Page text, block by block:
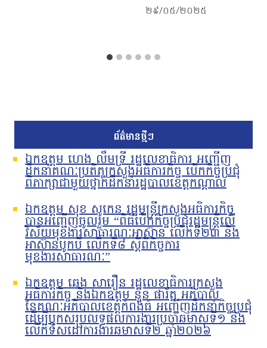
២៩/០៥/២០២៥
ព័ត៌មានថ្មីៗ
ឯកឧត្តម ហេង លឹមទ្រី រដ្ឋលេខាធិការ អញ្ជើញ
ដឹកនាំគណៈប្រតិភូក្រសួងអធិការកិច្ច បើកកិច្ចប្រជុំ
ពិភាក្សាជាមួយថ្នាក់ដឹកនាំរដ្ឋបាលខេត្តកណ្តាល
ឯកឧត្តម សុខ សូកេន រដ្ឋមន្រ្តីក្រសួងអធិការកិច្ច
បានអញ្ជើញចូលរួម “ពិធីបើកកិច្ចប្រជុំរដ្ឋមន្ត្រីលើ
វិស័យមុខងារសាធារណៈអាស៊ាន លើកទី២៣ និង
អាស៊ានបូកបី លើកទី៨ ស្តីពីកិច្ចការ
មុខងារសាធារណៈ”
ឯកឧត្តម ឆេង សារឿន រដ្ឋលេខាធិការក្រសួង
អធិការកិច្ច និងឯកឧត្តម នួន ផារ័ត្ន អភិបាល
នៃគណៈអភិបាលខេត្តកំពង់ធំ អញ្ជើញដឹកនាំកិច្ចប្រជុំ
ដើម្បីបូកសរុបលទ្ធផលការងារប្រចាំឆមាសទី១ និង
លើកទិសដៅការងារឆមាសទី២ ឆ្នាំ២០២៦